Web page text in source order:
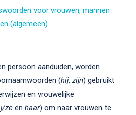
voor vrouwen, mannen
(algemeen)
persoon aanduiden, worden
(hij, zijn) gebruikt
en vrouwelijke
ze en haar) om naar vrouwen te